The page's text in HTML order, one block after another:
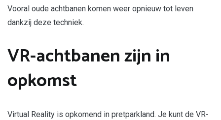
Vooral oude achtbanen komen weer opnieuw tot leven
dankzij deze techniek.
VR-achtbanen zijn in
opkomst
Virtual Reality is opkomend in pretparkland. Je kunt de VR-